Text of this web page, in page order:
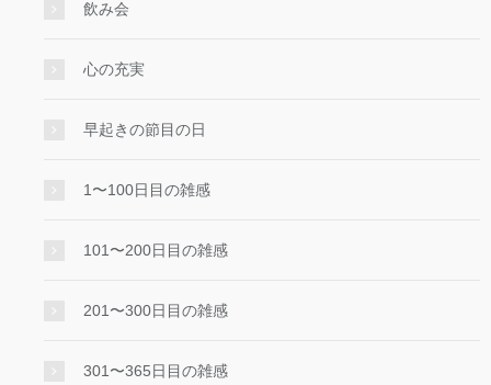
飲み会
心の充実
早起きの節目の日
1〜100日目の雑感
101〜200日目の雑感
201〜300日目の雑感
301〜365日目の雑感